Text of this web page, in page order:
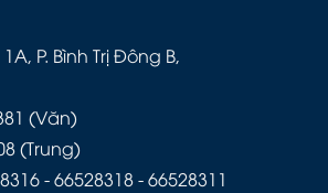
P. Bình Trị Đông B,
(Văn)
(Trung)
- 66528318 - 66528311